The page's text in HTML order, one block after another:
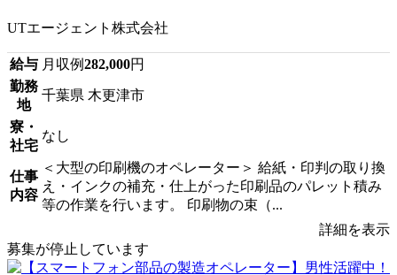
UTエージェント株式会社
給与 月収例282,000円
勤務
地
千葉県 木更津市
寮・
社宅
なし
仕事
内容
＜大型の印刷機のオペレーター＞ 給紙・印判の取り換
え・インクの補充・仕上がった印刷品のパレット積み
等の作業を行います。 印刷物の束（...
詳細を表示
募集が停止しています